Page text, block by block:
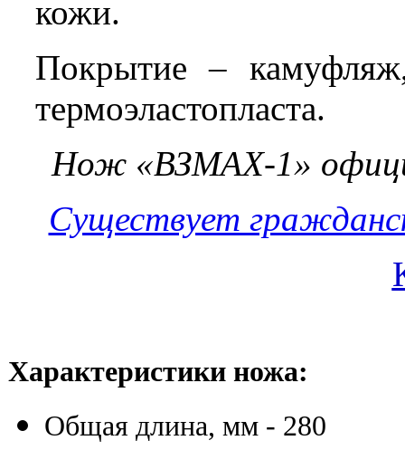
кожи.
Покрытие –
термоэластопласта.
Нож «ВЗМАХ-1»
Существует
Характеристики ножа:
Общая длина, мм - 280